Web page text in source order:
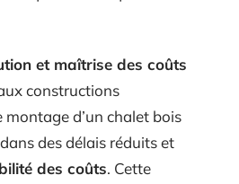
et maîtrise des coûts
constructions
d’un chalet bois
des délais réduits et
des coûts. Cette